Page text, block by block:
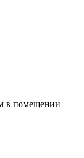
в помещении